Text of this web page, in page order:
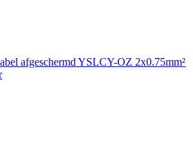
afgeschermd YSLCY-OZ 2x0.75mm²